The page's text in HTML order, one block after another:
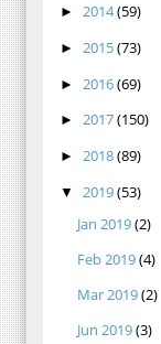
► 2014(59)
► 2015(73)
► 2016(69)
► 2017(150)
► 2018(89)
▼ 2019(53)
Jan 2019(2)
Feb 2019(4)
Mar 2019(2)
Jun 2019(3)